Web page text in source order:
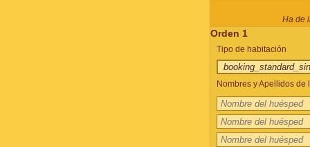
Ha de
Orden 1
Tipo de habitación
Nombres y Apellidos